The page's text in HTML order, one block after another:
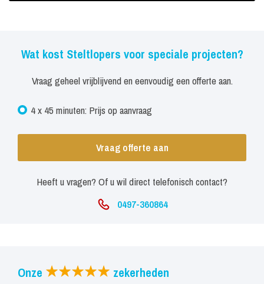
outfit, in stijlvol zwart en natuurlijk alle gebruikelijke kleding. Heeft
entertainmentspecialisten.
Wat kost Steltlopers voor speciale projecten?
Vraag geheel vrijblijvend en eenvoudig een offerte aan.
4 x 45 minuten: Prijs op aanvraag
Vraag offerte aan
Heeft u vragen? Of u wil direct telefonisch contact?
0497-360864
Onze zekerheden